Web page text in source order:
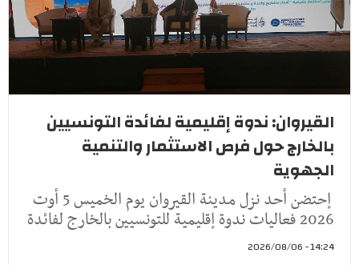
القيروان: ندوة إقليمية لفائدة التونسيين
بالخارج حول فرص الاستثمار والتنمية
الجهوية
إحتضن أحد نزل مدينة القيروان يوم الخميس 5 أوت
2026 فعاليات ندوة إقليمية للتونسيين بالخارج لفائدة
14:24 - 2026/08/06